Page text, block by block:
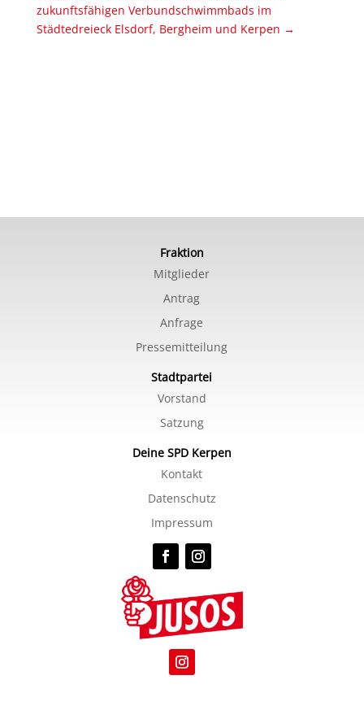
zukunftsfähigen Verbundschwimmbads im
Städtedreieck Elsdorf, Bergheim und Kerpen →
Fraktion
Mitglieder
Antrag
Anfrage
Pressemitteilung
Stadtpartei
Vorstand
Satzung
Deine SPD Kerpen
Kontakt
Datenschutz
Impressum